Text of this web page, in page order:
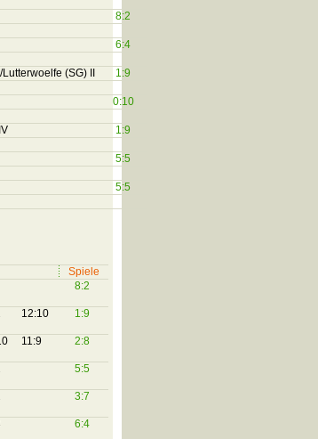
8:2
6:4
(SG) II
1:9
0:10
1:9
5:5
5:5
Spiele
8:2
12:10 1:9
11:9 2:8
5:5
3:7
6:4